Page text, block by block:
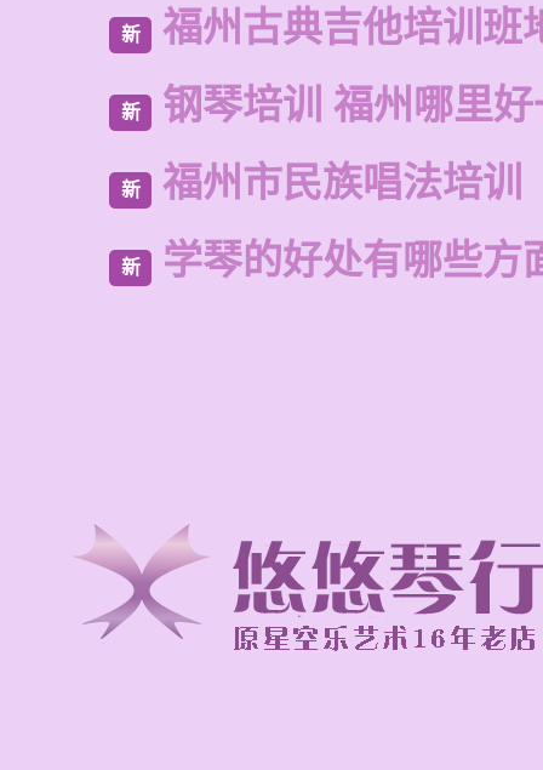
新 福州古典吉他培训班
新 钢琴培训 福州哪里
新 福州市民族唱法培训
新 学琴的好处有哪些方